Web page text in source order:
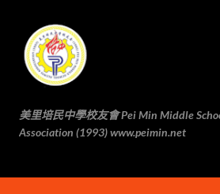
美里培民中學校友會 Pei Min Middle
Association (1993) www.peimin.net